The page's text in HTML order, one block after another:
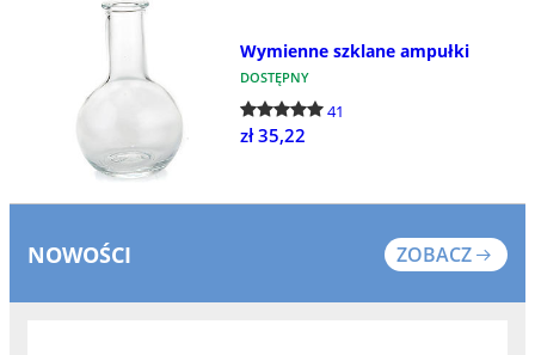
Wymienne szklane ampułki
DOSTĘPNY
41
zł 35,22
NOWOŚCI ZOBACZ